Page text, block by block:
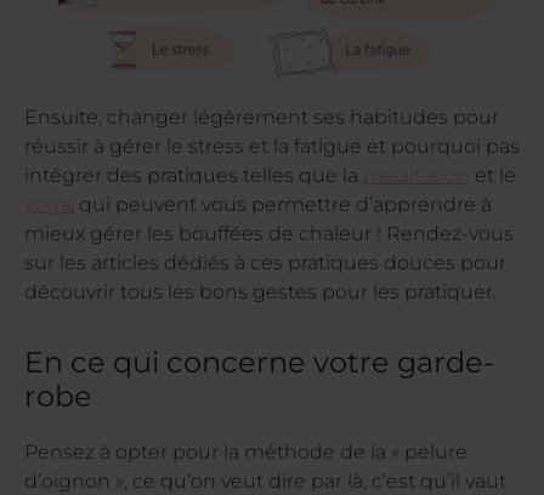
Ensuite, changer légèrement ses habitudes pour
réussir à gérer le stress et la fatigue et pourquoi pas
intégrer des pratiques telles que la
méditation
et le
yoga , qui peuvent vous permettre d’apprendre à
mieux gérer les bouffées de chaleur ! Rendez-vous
sur les articles dédiés à ces pratiques douces pour
découvrir tous les bons gestes pour les pratiquer.
En ce qui concerne votre garde-
robe
Pensez à opter pour la méthode de la « pelure
d’oignon », ce qu’on veut dire par là, c’est qu’il vaut